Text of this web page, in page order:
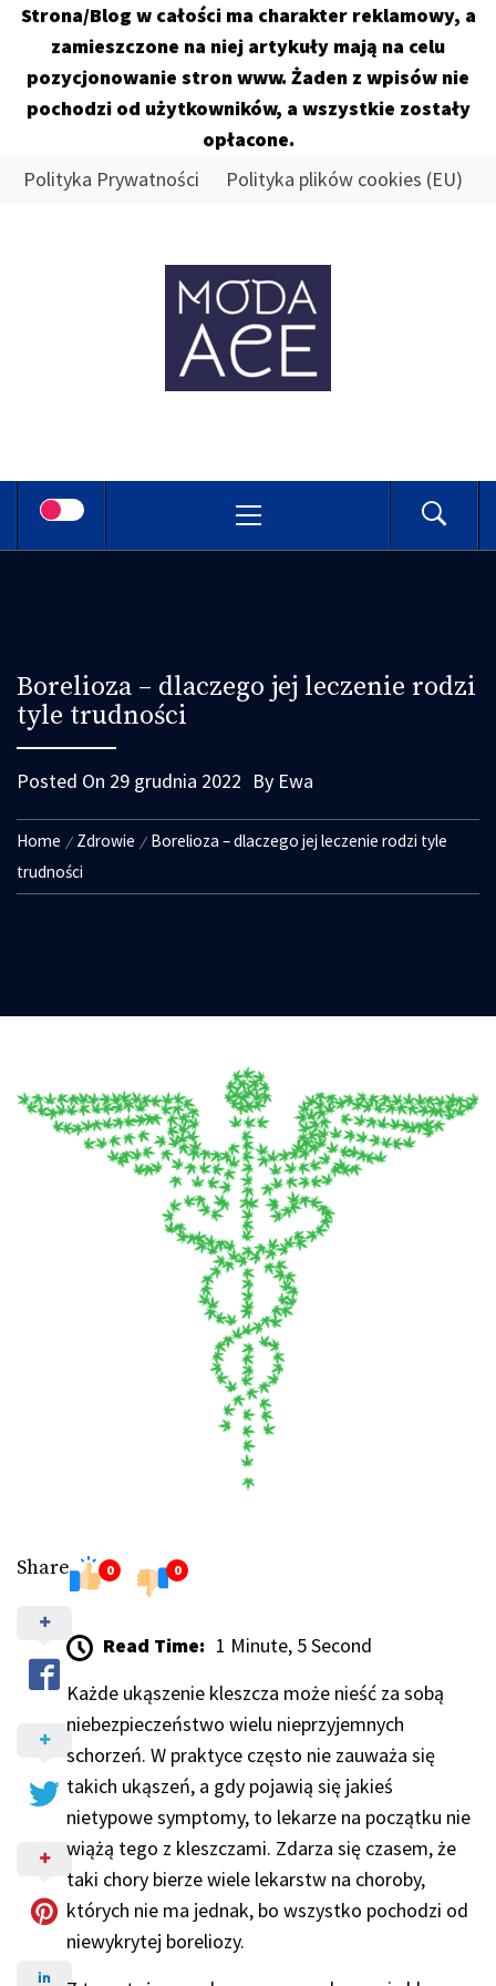
Strona/Blog w całości ma charakter reklamowy, a
zamieszczone na niej artykuły mają na celu
pozycjonowanie stron www. Żaden z wpisów nie
pochodzi od użytkowników, a wszystkie zostały
opłacone.
SkipPolityka Prywatności Polityka plików cookies (EU)
MODA
ACE
Menu
Borelioza – dlaczego jej leczenie rodzi
tyle trudności
Posted On 29 grudnia 2022 By Ewa
Home Zdrowie
Borelioza – dlaczego jej leczenie rodzi tyle
trudności
Share 0 0
Read Time: 1 Minute, 5 Second
Każde ukąszenie kleszcza może nieść za sobą
niebezpieczeństwo wielu nieprzyjemnych
schorzeń. W praktyce często nie zauważa się
takich ukąszeń, a gdy pojawią się jakieś
nietypowe symptomy, to lekarze na początku nie
wiążą tego z kleszczami. Zdarza się czasem, że
taki chory bierze wiele lekarstw na choroby,
których nie ma jednak, bo wszystko pochodzi od
niewykrytej boreliozy.